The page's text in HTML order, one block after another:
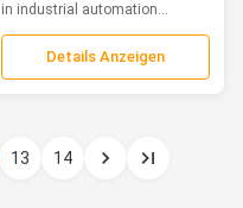
in industrial automation...
Details Anzeigen
13 14